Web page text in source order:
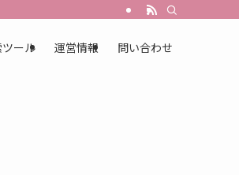
ール 運営情報 問い合わせ